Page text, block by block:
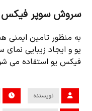
سروش سوپر فیکس
به منظور تامین ایمنی
یو و ایجاد زیبایی
فیکس یو استفاده می
نویسنده